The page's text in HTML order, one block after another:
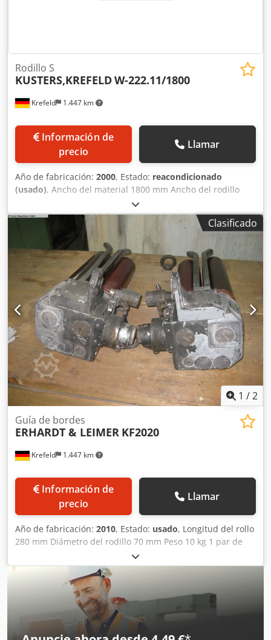
Krefeld 1.447 km
Rodillo S
KUSTERS,KREFELDW-222.11/1800
Información de
precio
Llamar
Año de fabricación: 2000, Estado: reacondicionado
(usado), Ancho del material 1800 mm Ancho del rodillo
2000 mm Dsdpfx Aljwz Rryj Ijck Diámetro 220 mm
Revestimiento: goma blanda Calidad de goma: R89,
marrón rojizo Dureza de la goma: 75° shore Tipo
222.11/1800 Rodillo en S completamente reacondicionado
y recubierto de goma nueva en 2025
Clasificado
1 /2
Krefeld 1.447 km
Guía de bordes
ERHARDT & LEIMER KF2020
Información de
precio
Llamar
Año de fabricación: 2010, Estado: usado, Longitud del rollo
280 mm Diámetro del rodillo 70 mm Peso 10 kg 1 par de
guías para transportador de mercancías usadas, Tipo KF
2020 neumático. Dcsdpfsw Tdvbsx Al Iok Versión izquierda
+ derecha, El precio se refiere a 1 par cada uno